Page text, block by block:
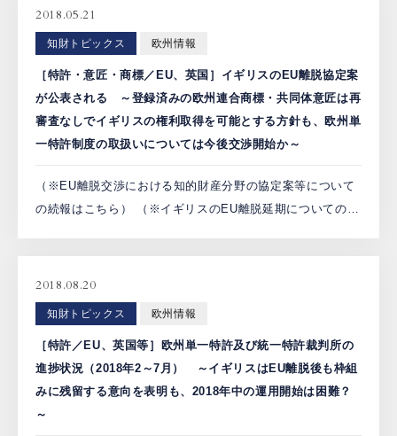
お客様専用サイト
る […]
2018.05.21
知財トピックス 欧州情報
［特許・意匠・商標／EU、英国］イギリスのEU離脱協定案
が公表される ～登録済みの欧州連合商標・共同体意匠は再
審査なしでイギリスの権利取得を可能とする方針も、欧州単
一特許制度の取扱いについては今後交渉開始か～
（※EU離脱交渉における知的財産分野の協定案等について
の続報はこちら） （※イギリスのEU離脱延期についての続
2018.08.20
知財トピックス 欧州情報
［特許／EU、英国等］欧州単一特許及び統一特許裁判所の
進捗状況（2018年2～7月） ～イギリスはEU離脱後も枠組
みに残留する意向を表明も、2018年中の運用開始は困難？
～